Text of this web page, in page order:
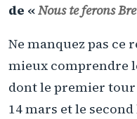
de «Nous te ferons
Ne manquez pas ce
mieux comprendre
dont le premier
14 mars et le